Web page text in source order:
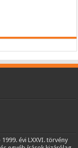
évi LXXVI. törvény